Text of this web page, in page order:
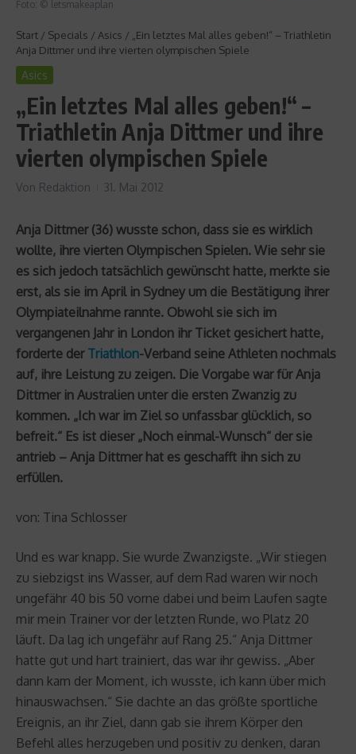
Foto: © letsmakeaplan
Start / Specials / Asics /
„Ein letztes Mal alles geben!“ – Triathletin
Anja Dittmer und ihre vierten olympischen Spiele
Asics
„Ein letztes Mal alles geben!“ –
Triathletin Anja Dittmer und ihre
vierten olympischen Spiele
Von Redaktion 31. Mai 2012
Anja Dittmer (36) wusste schon, dass sie es wirklich
wollte, ihre vierten Olympischen Spielen. Wie sehr sie
es sich jedoch tatsächlich gewünscht hatte, merkte sie
erst, als sie im April in Sydney um die Bestätigung ihrer
Olympiateilnahme rannte. Obwohl sie sich im
vergangenen Jahr in London ihr Ticket gesichert hatte,
forderte der Triathlon-Verband seine Athleten nochmals
auf, ihre Leistung zu zeigen. Die Vorgabe war für Anja
Dittmer in Australien unter die ersten Zwanzig zu
kommen. „Ich war im Ziel so unfassbar glücklich, so
befreit.“ Es ist dieser „Noch einmal-Wunsch“ der sie
antrieb – Anja Dittmer hat es geschafft ihn sich zu
erfüllen.
von: Tina Schlosser
Und es war knapp. Sie wurde Zwanzigste. „Wir stiegen
zu siebzigst ins Wasser, auf dem Rad waren wir noch
ungefähr 40 bis 50 vorne dabei und beim Laufen sagte
mir mein Trainer vor der letzten Runde, wo Platz 20
läuft. Da lag ich ungefähr auf Rang 25.“ Anja Dittmer
hatte gut und hart trainiert, das war ihr gewiss. „Aber
dann kam der Moment, ich wusste, ich kann über mich
hinauswachsen.“ Sie dachte an das größte sportliche
Ereignis, an ihr Ziel, dann gab sie ihrem Körper den
Befehl alles herzugeben und positiv zu denken, daran